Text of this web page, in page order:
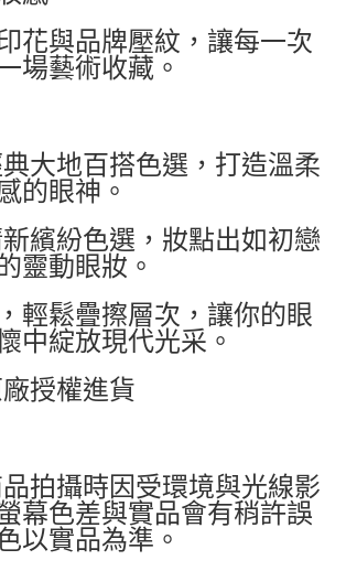
花與品牌壓紋，讓每一次
場藝術收藏。
大地百搭色選，打造溫柔
的眼神。
繽紛色選，妝點出如初戀
靈動眼妝。
輕鬆疊擦層次，讓你的眼
中綻放現代光采。
授權進貨
拍攝時因受環境與光線影
幕色差與實品會有稍許誤
以實品為準。